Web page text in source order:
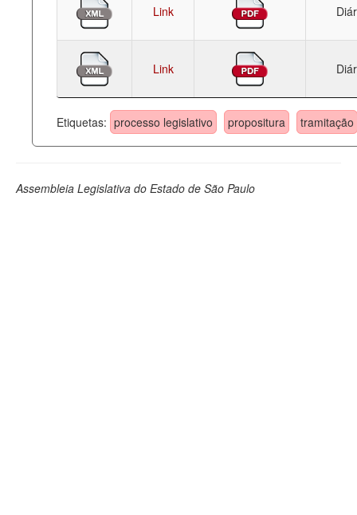
Legislação
Perguntas frequentes
Contato
Link
Link
Etiquetas: processo legislativo propositura tramitação
Assembleia Legislativa do Estado de São Paulo